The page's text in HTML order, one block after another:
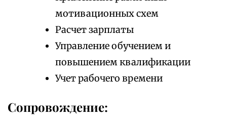
мотивационных схем
Расчет зарплаты
Управление обучением и
повышением квалификации
Учет рабочего времени
Сопровождение: